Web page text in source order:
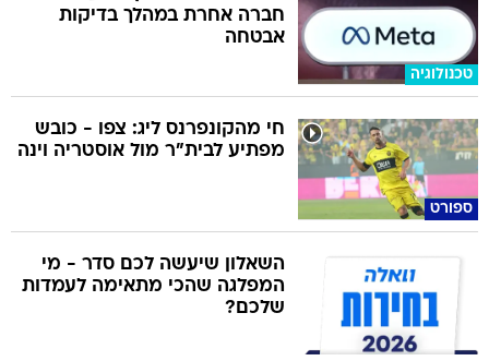
טכנולוגיה
חברה אחרת במהלך בדיקות
אבטחה
ספורט
חי מהקונפרנס ליג: צפו - כובש
מפתיע לבית"ר מול אוסטריה וינה
השאלון שיעשה לכם סדר - מי
המפלגה שהכי מתאימה לעמדות
שלכם?